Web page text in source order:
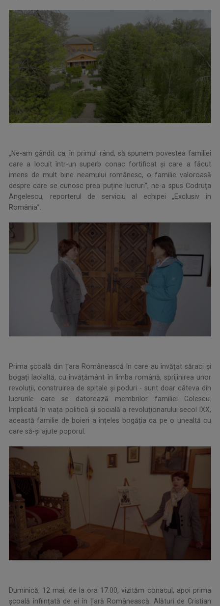
„Ne-am gândit ca, în primul rând, să spunem povestea familiei
care a locuit într-un superb conac fortificat și care a făcut
imens de mult bine neamului românesc, o familie valoroasă
despre care se cunosc prea puține lucruri”, ne-a spus Codruţa
Angelescu, reporterul de serviciu al echipei „Exclusiv în
România”.
Prima școală din Țara Românească în care au învățat săraci și
bogați laolaltă, cu învățământ în limba română, sprijinirea unor
revoluții, construirea de spitale și poduri - sunt doar câteva din
lucrurile care se datorează membrilor familiei Golescu.
Implicată în viața politică și socială a revoluţionarului secol IXX,
această familie de boieri a înțeles bogăția ca pe o unealtă cu
care să-și ajute poporul.
Duminică, 12 mai, de la ora 17.00, vizităm conacul, apoi prima
școală înființată de ei în Țară Românească. Alături de Cristian